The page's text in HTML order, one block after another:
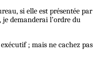
si elle est présentée par
demanderai l’ordre du
; mais ne cachez pas